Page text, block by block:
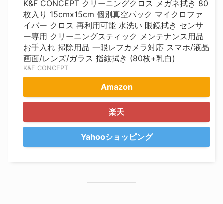
K&F CONCEPT クリーニングクロス メガネ拭き 80
枚入り 15cmx15cm 個別真空パック マイクロファ
イバー クロス 再利用可能 水洗い 眼鏡拭き センサ
ー専用 クリーニングスティック メンテナンス用品
お手入れ 掃除用品 一眼レフカメラ対応 スマホ/液晶
画面/レンズ/ガラス 指紋拭き (80枚+乳白)
K&F CONCEPT
Amazon
楽天
Yahooショッピング